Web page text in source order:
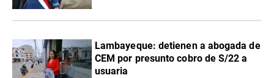
Lambayeque: detienen a abogada de
CEM por presunto cobro de S/22 a
usuaria